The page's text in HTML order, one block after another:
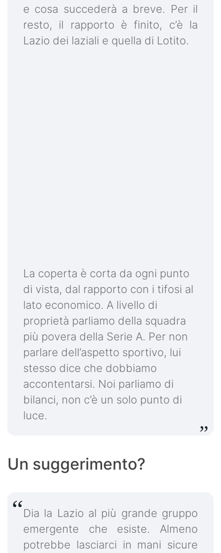
e cosa succederà a breve. Per il
resto, il rapporto è finito, c’è la
Lazio dei laziali e quella di Lotito.
La coperta è corta da ogni punto
di vista, dal rapporto con i tifosi al
lato economico. A livello di
proprietà parliamo della squadra
più povera della Serie A. Per non
parlare dell’aspetto sportivo, lui
stesso dice che dobbiamo
accontentarsi. Noi parliamo di
bilanci, non c’è un solo punto di
luce.
Un suggerimento?
Dia la Lazio al più grande gruppo
emergente che esiste. Almeno
potrebbe lasciarci in mani sicure